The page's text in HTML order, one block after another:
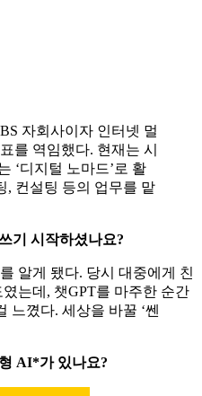
자회사이자 인터넷 멀
를 역임했다. 현재는 시
‘디지털 노마드’로 활
, 컨설팅 등의 업무를 맡
기 시작하셨나요?
알게 됐다. 당시 대중에게 친
는데, 챗GPT를 마주한 순간
느꼈다. 세상을 바꿀 ‘쎈
AI*가 있나요?